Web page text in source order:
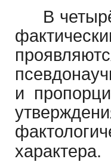
В
и
характера.